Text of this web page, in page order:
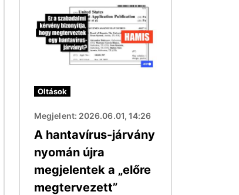
Oltások
Megjelent: 2026.06.01, 14:26
A hantavírus-járvány
nyomán újra
megjelentek a „előre
megtervezett”